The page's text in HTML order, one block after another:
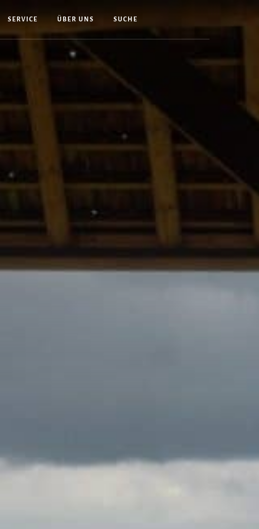
SERVICE ÜBER UNS SUCHE